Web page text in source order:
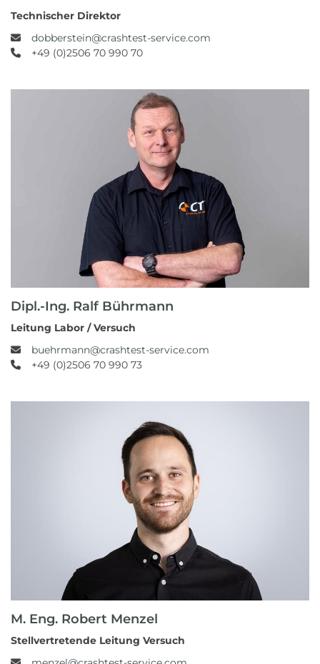
Technischer Direktor
dobberstein@crashtest-service.com
+49 (0)2506 70 990 70
Dipl.-Ing. Ralf Bührmann
Leitung Labor / Versuch
buehrmann@crashtest-service.com
+49 (0)2506 70 990 73
M. Eng. Robert Menzel
Stellvertretende Leitung Versuch